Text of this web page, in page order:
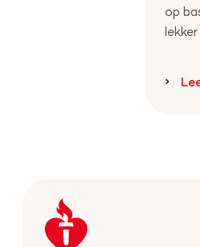
op
Keer
terug